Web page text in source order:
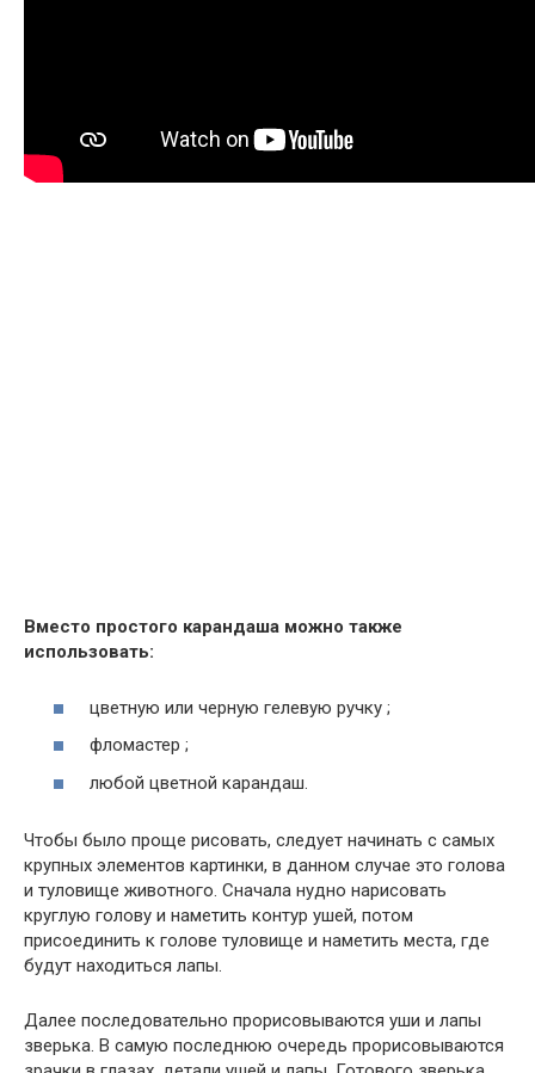
Вместо простого карандаша можно также
использовать:
цветную или черную гелевую ручку ;
фломастер ;
любой цветной карандаш.
Чтобы было проще рисовать, следует начинать с самых
крупных элементов картинки, в данном случае это голова
и туловище животного. Сначала нудно нарисовать
круглую голову и наметить контур ушей, потом
присоединить к голове туловище и наметить места, где
будут находиться лапы.
Далее последовательно прорисовываются уши и лапы
зверька. В самую последнюю очередь прорисовываются